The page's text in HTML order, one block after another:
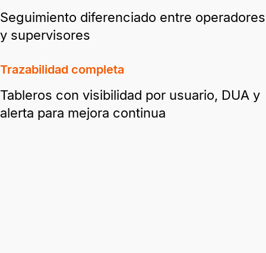
Seguimiento diferenciado entre operadores
y supervisores
Trazabilidad completa
Tableros con visibilidad por usuario, DUA y
alerta para mejora continua